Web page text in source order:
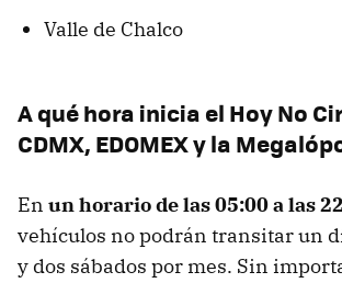
Valle de Chalco
A qué hora inicia el Hoy No
CDMX, EDOMEX y la
En un horario de las 05:00 a las
vehículos no podrán transitar un
y dos sábados por mes. Sin